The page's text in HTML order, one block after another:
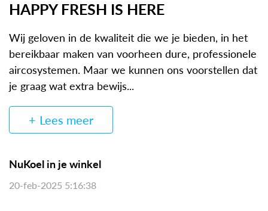
HAPPY FRESH IS HERE
Wij geloven in de kwaliteit die we je bieden, in het
bereikbaar maken van voorheen dure, professionele
aircosystemen. Maar we kunnen ons voorstellen dat
je graag wat extra bewijs...
Lees meer
NuKoel in je winkel
20-feb-2025 5:16:38